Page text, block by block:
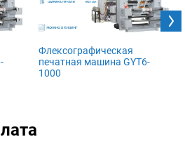
Флексографическая
печатная машина GYT6-
1000